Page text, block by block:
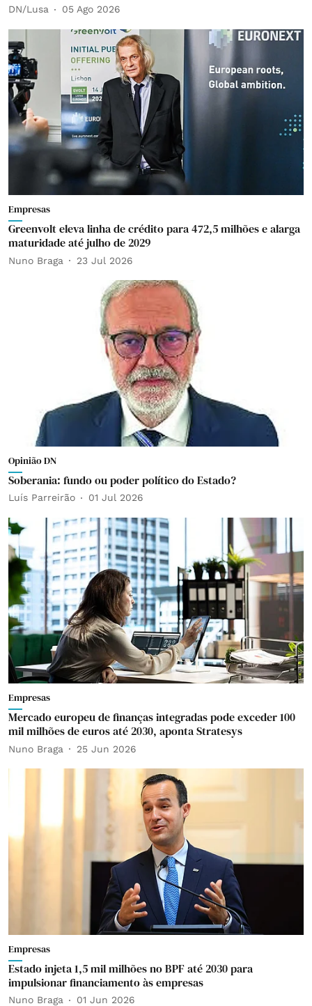
DN/Lusa 05 Ago 2026
Empresas
Greenvolt eleva linha de crédito para 472,5 milhões e alarga
maturidade até julho de 2029
Nuno Braga 23 Jul 2026
Opinião DN
Soberania: fundo ou poder político do Estado?
Luís Parreirão 01 Jul 2026
Empresas
Mercado europeu de finanças integradas pode exceder 100
mil milhões de euros até 2030, aponta Stratesys
Nuno Braga 25 Jun 2026
Empresas
Estado injeta 1,5 mil milhões no BPF até 2030 para
impulsionar financiamento às empresas
Nuno Braga 01 Jun 2026